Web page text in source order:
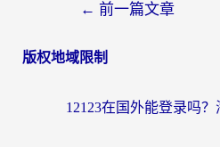
← 前一篇文章
版权地域限制